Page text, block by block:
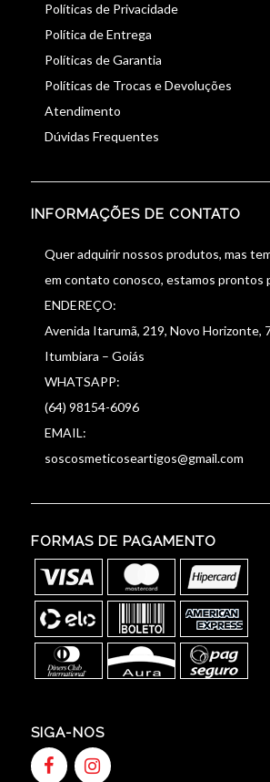
Políticas de Privacidade
Política de Entrega
Políticas de Garantia
Políticas de Trocas e Devoluções
Atendimento
Dúvidas Frequentes
INFORMAÇÕES DE CONTATO
Quer adquirir nossos produtos, mas
em contato conosco, estamos prontos
ENDEREÇO:
Avenida Itarumã, 219, Novo Horizonte,
Itumbiara – Goiás
WHATSAPP:
(64) 98154-6096
EMAIL:
soscosmeticoseartigos@gmail.com
FORMAS DE PAGAMENTO
SIGA-NOS